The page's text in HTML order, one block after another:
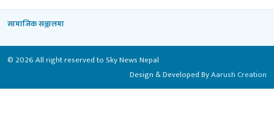
सामाजिक सञ्जालमा
© 2026 All right reserved to Sky News Nepal
Design & Developed ByAarush Creation